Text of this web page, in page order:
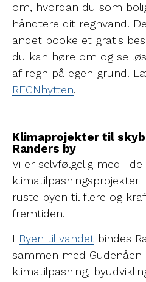
om, hvordan du som
håndtere dit regnvand.
andet booke et gratis
du kan høre om og se
af regn på egen grund.
REGNhytten.
Klimaprojekter til
Randers by
Vi er selvfølgelig med i
klimatilpasningsprojekter
ruste byen til flere og
fremtiden.
I Byen til vandet bindes
sammen med Gudenåen
klimatilpasning,